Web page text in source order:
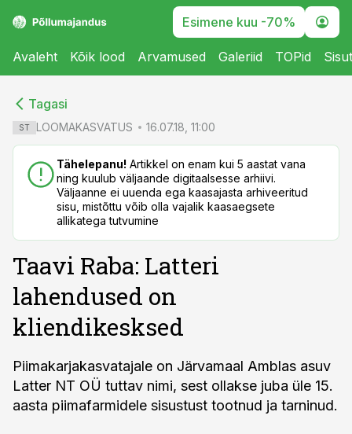
Esimene kuu -70%
Avaleht Kõik lood Arvamused Galeriid TOPid
Tagasi
ST LOOMAKASVATUS 16.07.18, 11:00
Tähelepanu! Artikkel on enam kui 5 aastat vana
ning kuulub väljaande digitaalsesse arhiivi.
Väljaanne ei uuenda ega kaasajasta arhiveeritud
sisu, mistõttu võib olla vajalik kaasaegsete
allikatega tutvumine
Taavi Raba: Latteri
lahendused on
kliendikesksed
Piimakarjakasvatajale on Järvamaal Amblas asuv
Latter NT OÜ tuttav nimi, sest ollakse juba üle 15.
aasta piimafarmidele sisustust tootnud ja tarninud.